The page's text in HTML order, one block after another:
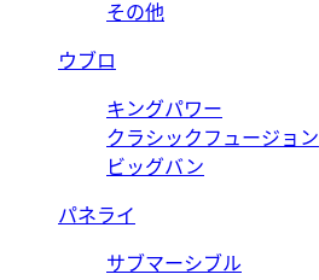
その他
ウブロ
キングパワー
クラシックフュージョン
ビッグバン
パネライ
サブマーシブル